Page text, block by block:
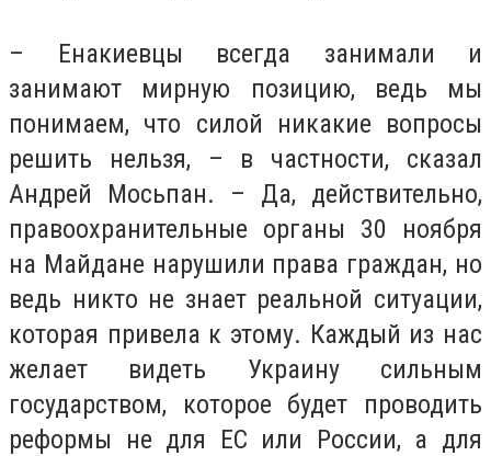
– Енакиевцы всегда занимали и
занимают мирную позицию, ведь мы
понимаем, что силой никакие вопросы
решить нельзя, – в частности, сказал
Андрей Мосьпан. – Да, действительно,
правоохранительные органы 30 ноября
на Майдане нарушили права граждан, но
ведь никто не знает реальной ситуации,
которая привела к этому. Каждый из нас
желает видеть Украину сильным
государством, которое будет проводить
реформы не для ЕС или России, а для